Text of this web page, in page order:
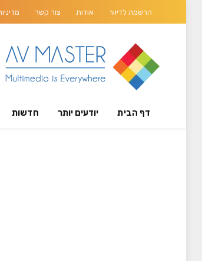
הרשמה לדיוור אודות צור קשר
דף הבית יודעים יותר חדשות